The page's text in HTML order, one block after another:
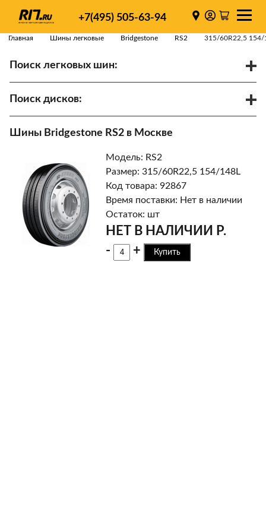
+7(495) 505-63-94
Главная Шины легковые Bridgestone RS2 315/60R22,5 154/
Поиск легковых шин:
Поиск дисков:
Ступица
Шины Bridgestone RS2 в Москве
Модель: RS2
Размер: 315/60R22,5 154/148L
Код товара: 92867
Время поставки: Нет в наличии
Остаток: шт
НЕТ В НАЛИЧИИ Р.
-
+ Купить